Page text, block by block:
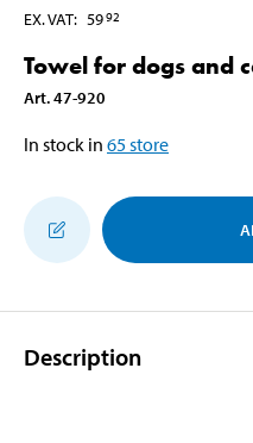
EX. VAT: 5992
Towel for dogs and
Art.47-920
In stock in 65store
Description